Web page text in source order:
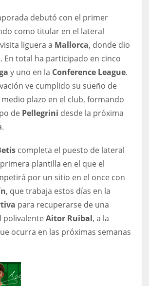
debutó con el primer
como titular en el lateral
liguera a Mallorca, donde dio
En total ha participado en cinco
y uno en la Conference League.
ve cumplido su sueño de
plazo en el club, formando
de Pellegrini desde la próxima
completa el puesto de lateral
plantilla en el que el
por un sitio en el once con
, que trabaja estos días en la
para recuperarse de una
polivalenteAitor Ruibal, a la
ocurra en las próximas semanas